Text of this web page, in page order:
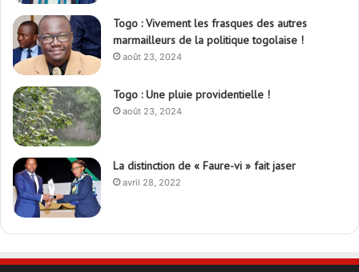
Togo : Vivement les frasques des autres
marmailleurs de la politique togolaise !
août 23, 2024
Togo : Une pluie providentielle !
août 23, 2024
La distinction de « Faure-vi » fait jaser
avril 28, 2022